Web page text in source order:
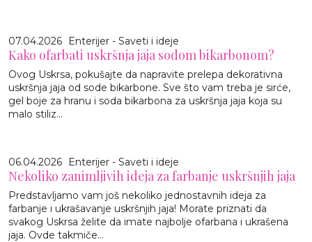
07.04.2026 Enterijer - Saveti i ideje
Kako ofarbati uskršnja jaja sodom bikarbonom?
Ovog Uskrsa, pokušajte da napravite prelepa dekorativna
uskršnja jaja od sode bikarbone. Sve što vam treba je sirće,
gel boje za hranu i soda bikarbona za uskršnja jaja koja su
malo stiliz...
06.04.2026 Enterijer - Saveti i ideje
Nekoliko zanimljivih ideja za farbanje uskršnjih jaja
Predstavljamo vam još nekoliko jednostavnih ideja za
farbanje i ukrašavanje uskršnjih jaja! Morate priznati da
svakog Uskrsa želite da imate najbolje ofarbana i ukrašena
jaja. Ovde takmiče...